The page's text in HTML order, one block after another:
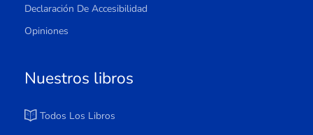
Declaración De Accesibilidad
Opiniones
Nuestros libros
Todos Los Libros